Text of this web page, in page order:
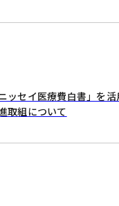
ッセイ医療費白書」を活
取組について